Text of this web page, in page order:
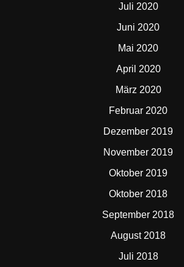
Juli 2020
Juni 2020
Mai 2020
April 2020
März 2020
Februar 2020
Dezember 2019
November 2019
Oktober 2019
Oktober 2018
September 2018
August 2018
Juli 2018